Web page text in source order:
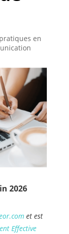
en
2026
et est
Effective